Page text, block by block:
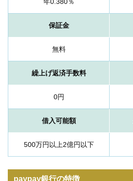
年0.380％
保証金
無料
繰上げ返済手数料
0円
借入可能額
500万円以上2億円以下
paypay銀行の特徴